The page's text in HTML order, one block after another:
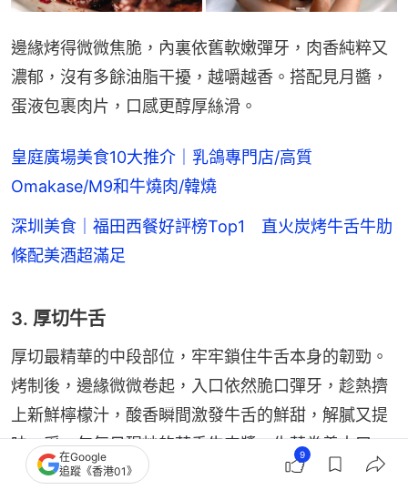
邊緣烤得微微焦脆，內裏依舊軟嫩彈牙，肉香純粹又
濃郁，沒有多餘油脂干擾，越嚼越香。搭配見月醬，
蛋液包裹肉片，口感更醇厚絲滑。
皇庭廣場美食10大推介｜乳鴿專門店/高質
Omakase/M9和牛燒肉/韓燒
深圳美食｜福田西餐好評榜Top1 直火炭烤牛舌牛肋
條配美酒超滿足
3. 厚切牛舌
厚切最精華的中段部位，牢牢鎖住牛舌本身的韌勁。
烤制後，邊緣微微卷起，入口依然脆口彈牙，趁熱擠
上新鮮檸檬汁，酸香瞬間激發牛舌的鮮甜，解膩又提
味。舀一勺每日現炒的蒜香牛肉醬，生菜卷着大口
悶，越吃越上癮。
在Google
追蹤《香港01》
9